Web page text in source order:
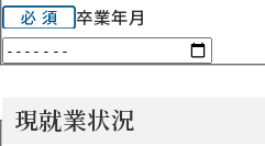
卒業年月
現就業状況